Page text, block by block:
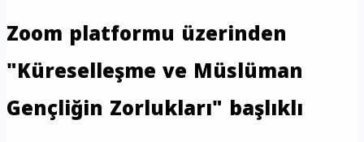
Zoom platformu üzerinden
"Küreselleşme ve Müslüman
Gençliğin Zorlukları" başlıklı